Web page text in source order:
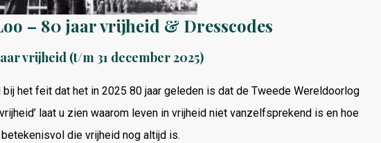
– 80 jaar vrijheid & Dresscodes
vrijheid (t/m 31 december 2025)
het feit dat het in 2025 80 jaar geleden is dat de Tweede Wereldoorlog
laat u zien waarom leven in vrijheid niet vanzelfsprekend is en hoe
betekenisvol die vrijheid nog altijd is.